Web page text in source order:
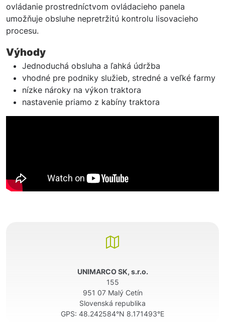
ovládanie prostredníctvom ovládacieho panela
umožňuje obsluhe nepretržitú kontrolu lisovacieho
procesu.
Výhody
Jednoduchá obsluha a ľahká údržba
vhodné pre podniky služieb, stredné a veľké farmy
nízke nároky na výkon traktora
nastavenie priamo z kabíny traktora
UNIMARCO SK, s.r.o.
155
951 07 Malý Cetín
Slovenská republika
GPS: 48.242584°N 8.171493°E